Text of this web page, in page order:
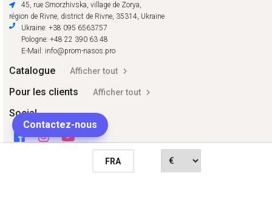
FRA
45, rue Smorzhivska, village de Zorya,
région de Rivne, district de Rivne, 35314, Ukraine
Ukraine: +38 095 6563757
Pologne: +48 22 390 63 48
E-Mail: info@prom-nasos.pro
Catalogue Afficher tout
Pour les clients Afficher tout
Social
Contactez-nous